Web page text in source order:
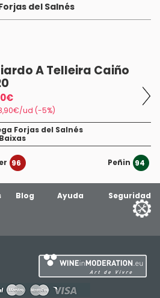
wines. Wines were carefully packed
del Salnés
A Telleira Caiño
ud (-5%)
Forjas del Salnés
96 Peñin 94
Blog Ayuda Seguridad